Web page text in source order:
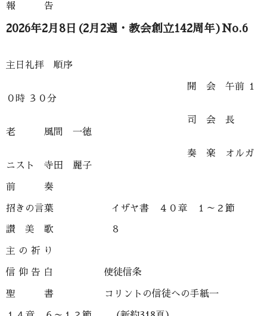
報 告
2026年2月8日(2月2週・教会創立142周年)No.6
主日礼拝 順序
開 会 午前 １
０時 ３０分
司 会 長
老 風間 一徳
奏 楽 オルガ
ニスト 寺田 麗子
前 奏
招きの言葉 イザヤ書 ４０章 １～２節
讃 美 歌 ８
主 の 祈 り
信 仰 告 白 使徒信条
聖 書 コリントの信徒への手紙一